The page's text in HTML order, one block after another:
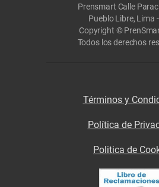
Prensmart Calle
Pueblo Libre, Lima
Copyright ©
Todos los derechos
Términos y
Política de
Politica de